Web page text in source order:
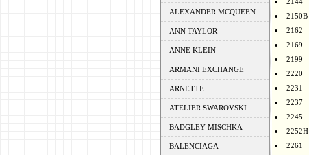
ALEXANDER MCQUEEN
ANN TAYLOR
ANNE KLEIN
ARMANI EXCHANGE
ARNETTE
ATELIER SWAROVSKI
BADGLEY MISCHKA
BALENCIAGA
2150B
2162
2169
2199
2220
2231
2237
2245
2252H
2261